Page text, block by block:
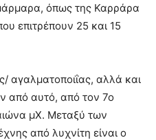
όπως της Καρράρα
επιτρέπουν 25 και 15
αγαλματοποιΐας, αλλά και
από αυτό, από τον 7ο
μΧ. Μεταξύ των
από λυχνίτη είναι ο